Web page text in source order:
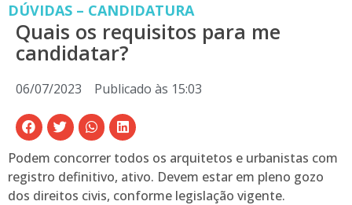
DÚVIDAS – CANDIDATURA
Quais os requisitos para me
candidatar?
06/07/2023 Publicado às 15:03
Podem concorrer todos os arquitetos e urbanistas com
registro definitivo, ativo. Devem estar em pleno gozo
dos direitos civis, conforme legislação vigente.